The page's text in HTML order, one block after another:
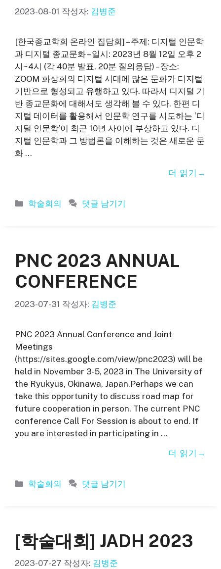
2023-08-01 작성자: 김병준
[한국종교학회 온라인 집담회] – 주제: 디지털 인문학
과 디지털 종교문화 – 일시: 2023년 8월 12일 오후 2
시~4시 (각 40분 발표, 20분 질의응답) – 장소:
ZOOM 화상회의 디지털 시대에 많은 문화가 디지털
기반으로 형성되고 유행하고 있다. 따라서 디지털 기
반 종교문화에 대해서도 생각해 볼 수 있다. 한편 디
지털 데이터를 활용해서 인문학 연구를 시도하는 ‘디
지털 인문학’이 최근 10년 사이에 부상하고 있다. 디
지털 인문학과 그 방법론을 이해하는 것은 새로운 문
화 …
더 읽기
카
학술회의 댓글 남기기
PNC 2023 ANNUAL
CONFERENCE
2023-07-31 작성자: 김병준
PNC 2023 Annual Conference and Joint
Meetings
(https://sites.google.com/view/pnc2023) will be
held in November 3-5, 2023 in The University of
the Ryukyus, Okinawa, Japan.Perhaps we can
take this opportunity to discuss road map for
future cooperation in person. The current PNC
conference Call For Session is about to end. If
you are interested in participating in …
더 읽기
카
학술회의 댓글 남기기
[학술대회] JADH 2023
2023-07-27 작성자: 김병준